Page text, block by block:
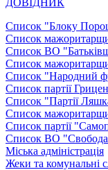
ДОВІДНИК
Список "Блоку
Список
Список ВО
Список
Список "Народний
Список партії
Список "Партії
Список
Список партії
Список ВО
Міська адміністрація
Жеки та комунальні